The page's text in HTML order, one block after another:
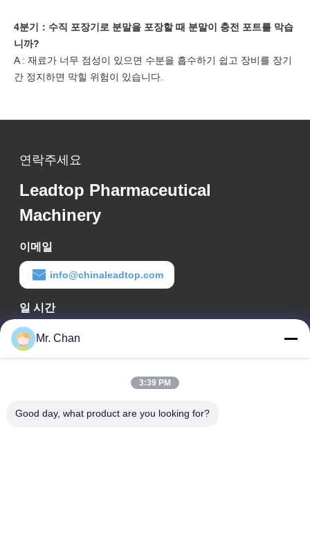
4분기 ： 수직 포장기로 분말을 포장할 때 분말이 충전 포트를 막습
니까?
A : 재료가 너무 점성이 있으면 수분을 흡수하기 쉽고 장비를 장기
간 정지하면 막힐 위험이 있습니다.
연락주세요
Leadtop Pharmaceutical
Machinery
이메일
info@chinaleadtop.com
일 시간
8:30-22:30
우리 주소
강, 중국
Mr. Chan
3:39 PM
Good day, what product are you looking for?